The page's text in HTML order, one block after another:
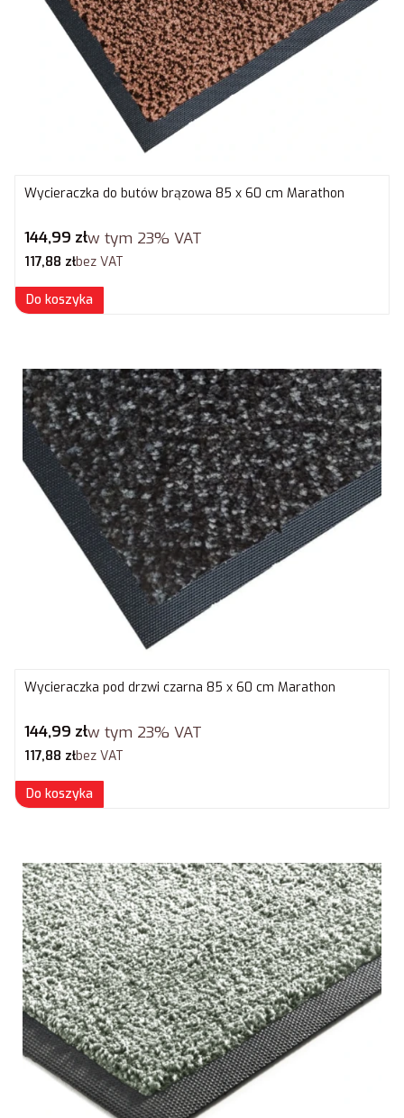
Wycieraczka do butów brązowa 85 x 60 cm Marathon
Cena brutto
144,99 złw tym 23% VAT
Cena netto
117,88 złbez VAT
Do koszyka
Wycieraczka pod drzwi czarna 85 x 60 cm Marathon
Cena brutto
144,99 złw tym 23% VAT
Cena netto
117,88 złbez VAT
Do koszyka